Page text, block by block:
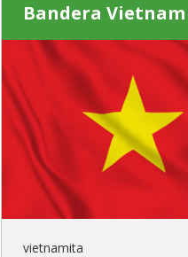
Bandera Vietnam
vietnamita